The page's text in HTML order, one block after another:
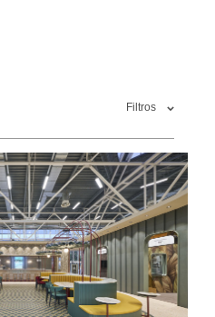
Filtros